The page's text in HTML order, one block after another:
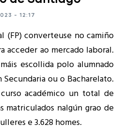
- 12:17
(FP) converteuse no camiño
acceder ao mercado laboral.
escollida polo alumnado
ou o Bacharelato.
académico un total de
matriculados nalgún grao de
e 3.628 homes.